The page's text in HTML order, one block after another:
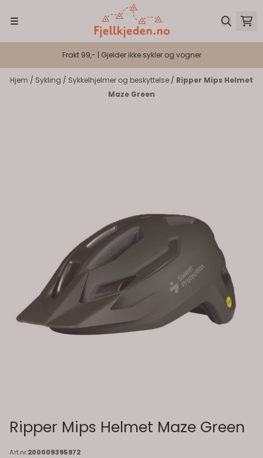
Frakt 99,- | Gjelder ikke sykler og vogner
Hjem / Sykling / Sykkelhjelmer og beskyttelse / Ripper Mips Helmet
Maze Green
Ripper Mips Helmet Maze Green
Art.nr:200009395972